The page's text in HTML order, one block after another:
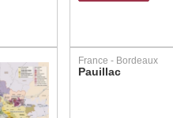
France - Bordeaux
Pauillac